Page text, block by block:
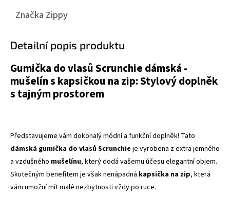
Značka Zippy
Detailní popis produktu
Gumička do vlasů Scrunchie dámská -
mušelín s kapsičkou na zip: Stylový doplněk
s tajným prostorem
Představujeme vám dokonalý módní a funkční doplněk! Tato
dámská gumička do vlasů Scrunchie je vyrobena z extra jemného
a vzdušného mušelínu, který dodá vašemu účesu elegantní objem.
Skutečným benefitem je však nenápadná kapsička na zip, která
vám umožní mít malé nezbytnosti vždy po ruce.